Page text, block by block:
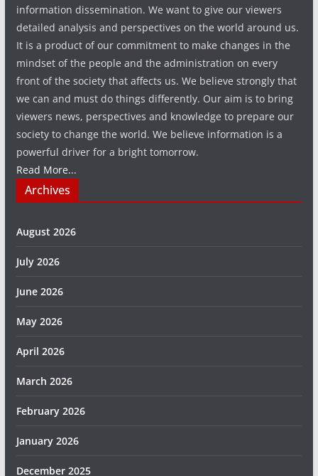
information dissemination. We want to give our viewers
detailed analysis and perspectives on the world around us.
It is a product of our commitment to make changes in the
mindset of the people and the administration on every
front of the society that affects us. We believe strongly that
we can and must do things differently. Our aim is to bring
viewers news, perspectives and knowledge to prepare our
society to change the world. We believe information is a
powerful driver for a bright tomorrow.
Read More...
Archives
August 2026
July 2026
June 2026
May 2026
April 2026
March 2026
February 2026
January 2026
December 2025